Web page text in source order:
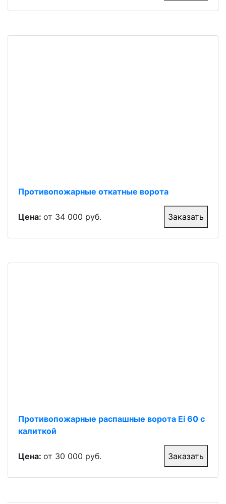
Противопожарные откатные ворота
Цена: от 34 000 руб. Заказать
Противопожарные распашные ворота Ei 60 с
калиткой
Цена: от 30 000 руб. Заказать